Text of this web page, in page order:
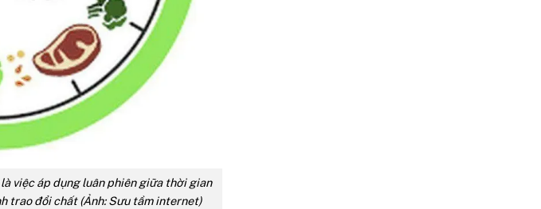
việc áp dụng luân phiên giữa thời gian
trao đổi chất (Ảnh: Sưu tầm internet)